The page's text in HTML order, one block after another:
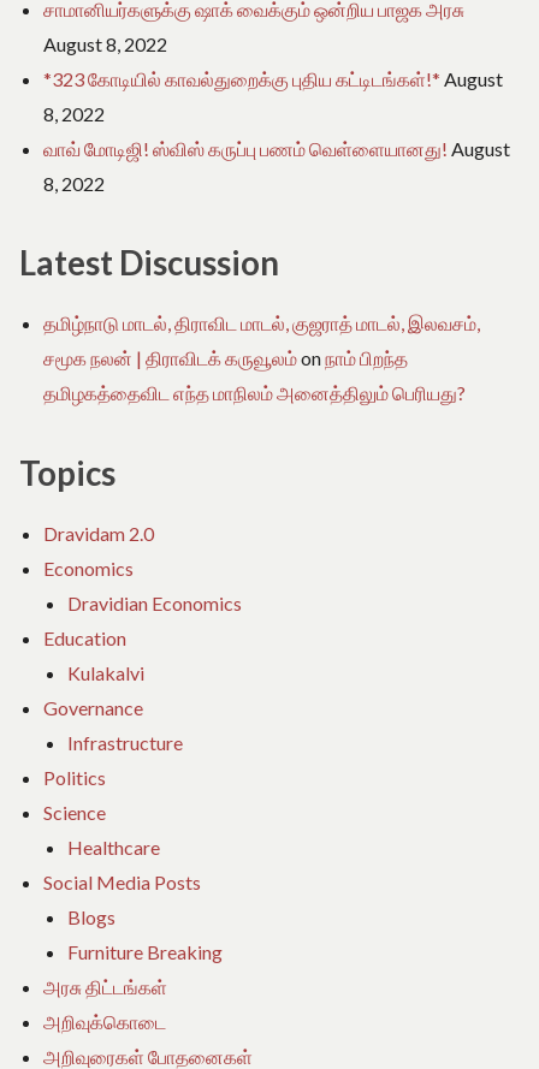
சாமானியர்களுக்கு ஷாக் வைக்கும் ஒன்றிய பாஜக அரசு
August 8, 2022
*323 கோடியில் காவல்துறைக்கு புதிய கட்டிடங்கள்!* August
8, 2022
வாவ் மோடிஜி! ஸ்விஸ் கருப்பு பணம் வெள்ளையானது! August
8, 2022
Latest Discussion
தமிழ்நாடு மாடல், திராவிட மாடல், குஜராத் மாடல், இலவசம்,
சமூக நலன் | திராவிடக் கருவூலம்onநாம் பிறந்த
தமிழகத்தைவிட எந்த மாநிலம் அனைத்திலும் பெரியது?
Topics
Dravidam 2.0
Economics
Dravidian Economics
Education
Kulakalvi
Governance
Infrastructure
Politics
Science
Healthcare
Social Media Posts
Blogs
Furniture Breaking
அரசு திட்டங்கள்
அறிவுக்கொடை
அறிவுரைகள் போதனைகள்